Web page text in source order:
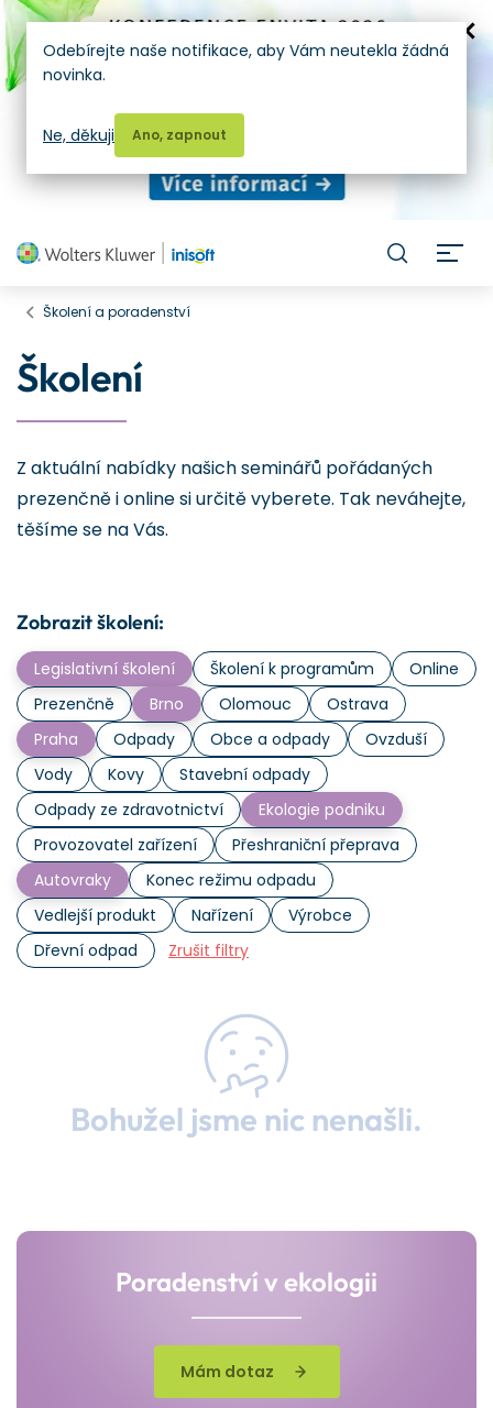
Školení a poradenství
Školení
Z aktuální nabídky našich seminářů pořádaných
prezenčně i online si určitě vyberete. Tak neváhejte,
těšíme se na Vás.
Zobrazit školení:
Legislativní školení Školení k programům
Online
Prezenčně
Brno Olomouc
Ostrava
Praha
Odpady Obce a odpady
Ovzduší
Vody
Kovy
Stavební odpady
Odpady ze zdravotnictví
Ekologie podniku
Provozovatel zařízení
Přeshraniční přeprava
Autovraky
Konec režimu odpadu
Vedlejší produkt
Nařízení
Výrobce
Dřevní odpad
Zrušit filtry
Bohužel jsme nic nenašli.
Poradenství v ekologii
Mám dotaz
Odebírejte naše notifikace, aby Vám neutekla žádná
novinka.
Ano, zapnout
Ne, děkuji